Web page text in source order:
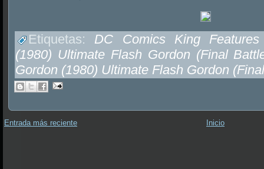
Etiquetas: DC Comics King
(1980) Ultimate Flash Gordon (Final
Gordon (1980) Ultimate Flash Gordon
Entrada más reciente Inicio